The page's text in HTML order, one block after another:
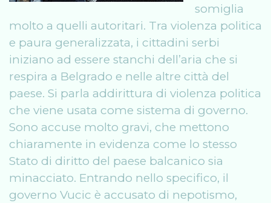
somiglia
molto a quelli autoritari. Tra violenza politica
e paura generalizzata, i cittadini serbi
iniziano ad essere stanchi dell’aria che si
respira a Belgrado e nelle altre città del
paese. Si parla addirittura di violenza politica
che viene usata come sistema di governo.
Sono accuse molto gravi, che mettono
chiaramente in evidenza come lo stesso
Stato di diritto del paese balcanico sia
minacciato. Entrando nello specifico, il
governo Vucic è accusato di nepotismo,